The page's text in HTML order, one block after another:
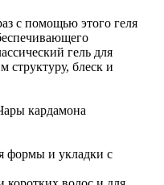
с помощью этого геля
гель для
структуру, блеск и
кардамона
формы и укладки с